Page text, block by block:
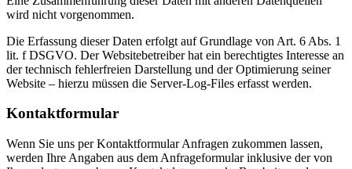
wird nicht vorgenommen.
Die Erfassung dieser Daten erfolgt auf Grundlage von Art. 6 Abs. 1
lit. f DSGVO. Der Websitebetreiber hat ein berechtigtes Interesse an
der technisch fehlerfreien Darstellung und der Optimierung seiner
Website – hierzu müssen die Server-Log-Files erfasst werden.
Kontaktformular
Wenn Sie uns per Kontaktformular Anfragen zukommen lassen,
werden Ihre Angaben aus dem Anfrageformular inklusive der von